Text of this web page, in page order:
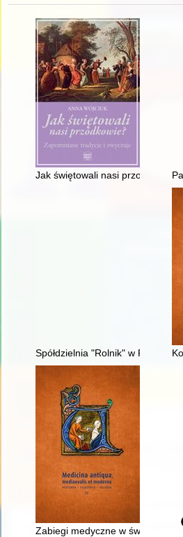
Jak świętowali nasi przodkowie :
Spółdzielnia "Rolnik" w
Zabiegi medyczne w świetle